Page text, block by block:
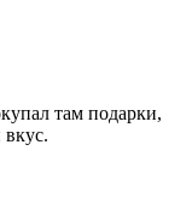
там подарки,